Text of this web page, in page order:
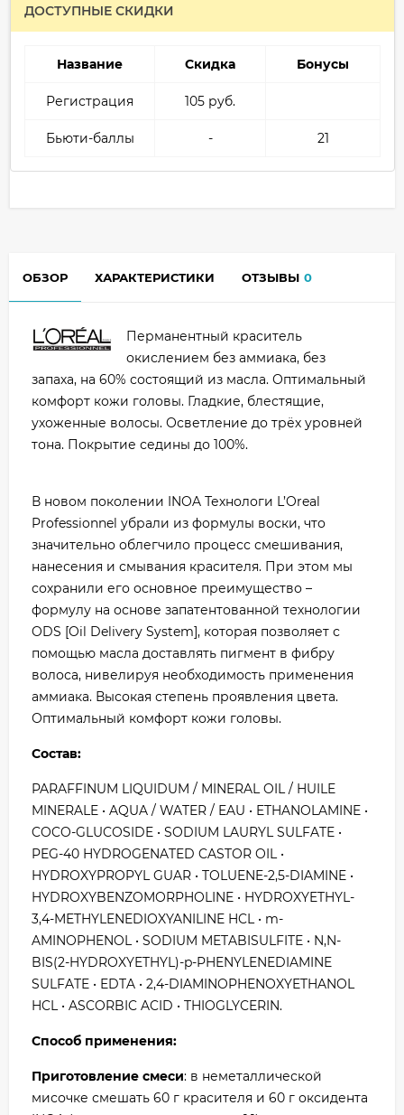
ДОСТУПНЫЕ СКИДКИ
Название Скидка Бонусы
Регистрация 105 руб.
Бьюти-баллы - 21
ОБЗОР ХАРАКТЕРИСТИКИ ОТЗЫВЫ 0
Перманентный краситель
окислением без аммиака, без
запаха, на 60% состоящий из масла. Оптимальный
комфорт кожи головы. Гладкие, блестящие,
ухоженные волосы. Осветление до трёх уровней
тона. Покрытие седины до 100%.
В новом поколении INOA Технологи L’Oreal
Professionnel убрали из формулы воски, что
значительно облегчило процесс смешивания,
нанесения и смывания красителя. При этом мы
сохранили его основное преимущество –
формулу на основе запатентованной технологии
ODS [Oil Delivery System], которая позволяет с
помощью масла доставлять пигмент в фибру
волоса, нивелируя необходимость применения
аммиака. Высокая степень проявления цвета.
Оптимальный комфорт кожи головы.
Состав:
PARAFFINUM LIQUIDUM / MINERAL OIL / HUILE
MINERALE • AQUA / WATER / EAU • ETHANOLAMINE •
COCO-GLUCOSIDE • SODIUM LAURYL SULFATE •
PEG-40 HYDROGENATED CASTOR OIL •
HYDROXYPROPYL GUAR • TOLUENE-2,5-DIAMINE •
HYDROXYBENZOMORPHOLINE • HYDROXYETHYL-
3,4-METHYLENEDIOXYANILINE HCL • m-
AMINOPHENOL • SODIUM METABISULFITE • N,N-
BIS(2-HYDROXYETHYL)-p-PHENYLENEDIAMINE
SULFATE • EDTA • 2,4-DIAMINOPHENOXYETHANOL
HCL • ASCORBIC ACID • THIOGLYCERIN.
Способ применения:
Приготовление смеси: в неметаллической
мисочке смешать 60 г красителя и 60 г оксидента